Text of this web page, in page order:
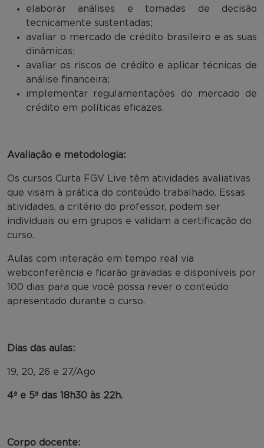
elaborar análises e tomadas de decisão
tecnicamente sustentadas;
avaliar o mercado de crédito brasileiro e as suas
dinâmicas;
avaliar os riscos de crédito e aplicar técnicas de
análise financeira;
implementar regulamentações do mercado de
crédito em políticas eficazes.
Avaliação e metodologia:
Os cursos Curta FGV Live têm atividades avaliativas
que visam à prática do conteúdo trabalhado. Essas
atividades, a critério do professor, podem ser
individuais ou em grupos e validam a certificação do
curso.
Aulas com interação em tempo real via
webconferência e ficarão gravadas e disponíveis por
100 dias para que você possa rever o conteúdo
apresentado durante o curso.
Dias das aulas:
19, 20, 26 e 27/Ago
4ª e 5ª das 18h30 às 22h.
Corpo docente: